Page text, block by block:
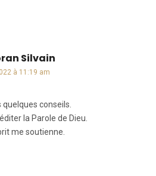
Silvain
à 11:19 am
conseils.
la Parole de Dieu.
me soutienne.